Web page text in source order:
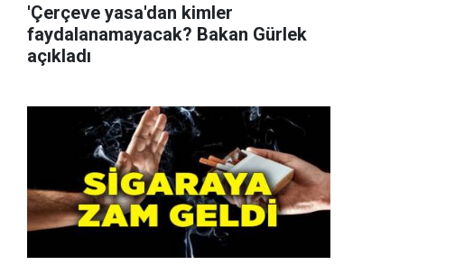
'Çerçeve yasa'dan kimler
faydalanamayacak? Bakan Gürlek
açıkladı